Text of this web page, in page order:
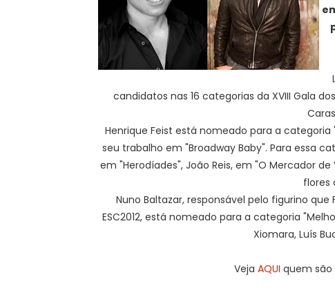
candidatos nas 16 categorias da XVIII Gala
Henrique Feist está nomeado para a
seu trabalho em "Broadway Baby". Para essa
em "Herodíades", João Reis, em "O Mercador
flores
Nuno Baltazar, responsável pelo figurino que
ESC2012, está nomeado para a categoria
Xiomara, Luís
Veja AQUI quem são